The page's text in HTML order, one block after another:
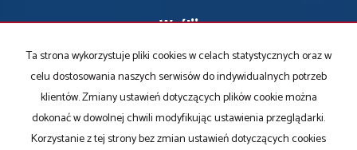
KRM Nieruchomości
Kancelaria Rzeczoznawcy Majątkowego
Józef Wilczyński
Ta strona wykorzystuje pliki cookies w celach statystycznych oraz w
celu dostosowania naszych serwisów do indywidualnych potrzeb
klientów. Zmiany ustawień dotyczących plików cookie można
dokonać w dowolnej chwili modyfikując ustawienia przeglądarki.
Korzystanie z tej strony bez zmian ustawień dotyczących cookies